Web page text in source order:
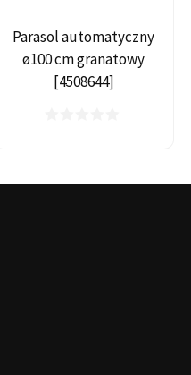
Parasol automatyczny
ø100 cm granatowy
[4508644]